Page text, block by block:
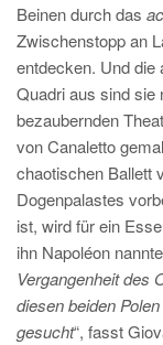
Beinen durch das
Zwischenstopp an
entdecken. Und
Quadri aus sind sie
bezaubernden
von Canaletto
chaotischen Ballett
Dogenpalastes
ist, wird für ein
ihn Napoléon
Vergangenheit des
diesen beiden
gesucht“, fasst